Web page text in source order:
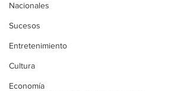
Nacionales
Sucesos
Entretenimiento
Cultura
Economía